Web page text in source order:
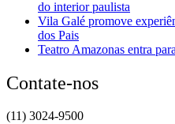
do interior paulista
Vila Galé promove
dos Pais
Teatro Amazonas entra
Contate-nos
(11) 3024-9500